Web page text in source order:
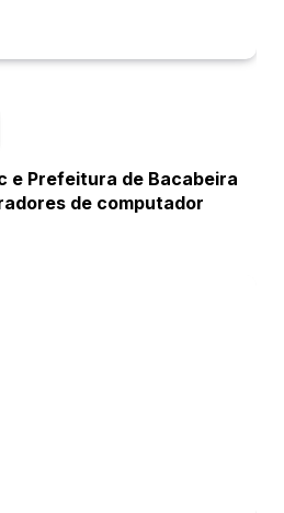
e Prefeitura de Bacabeira
de computador